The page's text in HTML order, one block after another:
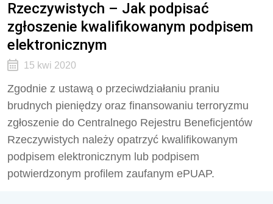
Rzeczywistych – Jak podpisać
zgłoszenie kwalifikowanym podpisem
elektronicznym
15 kwi 2020
Zgodnie z ustawą o przeciwdziałaniu praniu
brudnych pieniędzy oraz finansowaniu terroryzmu
zgłoszenie do Centralnego Rejestru Beneficjentów
Rzeczywistych należy opatrzyć kwalifikowanym
podpisem elektronicznym lub podpisem
potwierdzonym profilem zaufanym ePUAP.